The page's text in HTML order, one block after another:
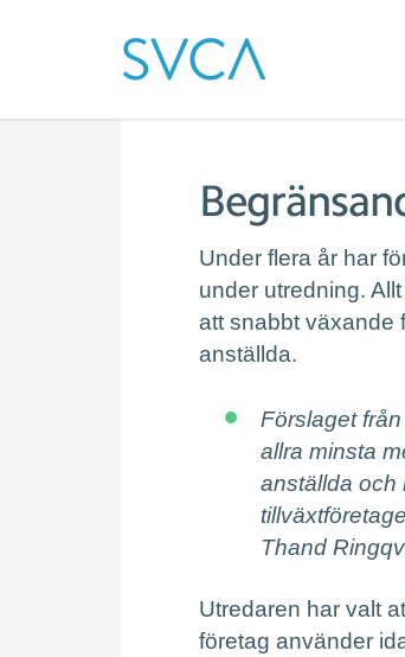
Under flera år har
under utredning.
att snabbt växande
anställda.
Förslaget
allra minsta
anställda och
Thand
Utredaren har valt
företag använder